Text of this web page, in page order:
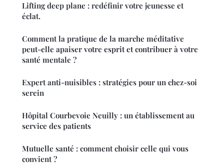
Lifting deep plane : redéfinir votre jeunesse et
éclat.
Comment la pratique de la marche méditative
peut-elle apaiser votre esprit et contribuer à votre
santé mentale ?
Expert anti-nuisibles : stratégies pour un chez-soi
serein
Hôpital Courbevoie Neuilly : un établissement au
service des patients
Mutuelle santé : comment choisir celle qui vous
convient ?